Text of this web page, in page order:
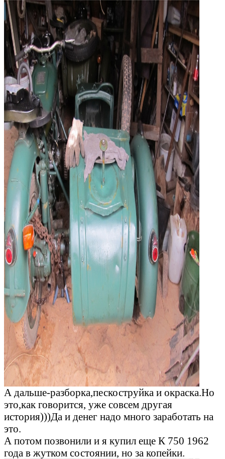
А дальше-разборка,пескоструйка и окраска.Но
это,как говорится, уже совсем другая
история)))Да и денег надо много заработать на
это.
А потом позвонили и я купил еще К 750 1962
года в жутком состоянии, но за копейки.